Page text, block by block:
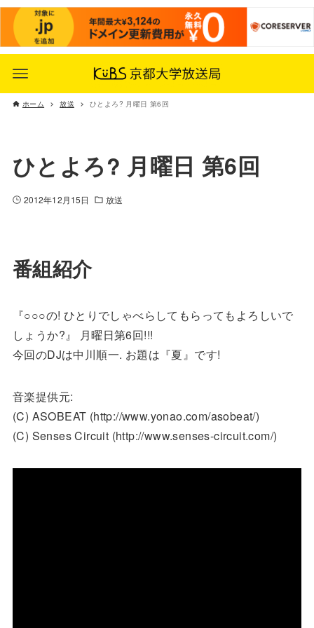
ホーム 放送 ひとよろ? 月曜日 第6回
ひとよろ? 月曜日 第6回
2012年12月15日 放送
番組紹介
『○○○の! ひとりでしゃべらしてもらってもよろしいで
しょうか?』 月曜日第6回!!!
今回のDJは中川順一. お題は『夏』です!
音楽提供元:
(C) ASOBEAT (http://www.yonao.com/asobeat/)
(C) Senses Circuit (http://www.senses-circuit.com/)